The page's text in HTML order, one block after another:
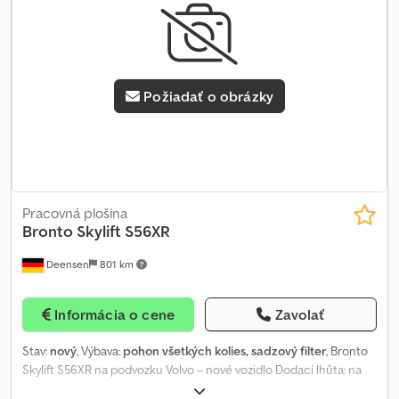
identifikáciu vozidla a nepredstavuje záruku v zmysle kúpneho
práva. Rozhodujúci je popis podľa kúpnej zmluvy. Naša ponuka je
všeobecne bez novej technickej kontroly (STK). V prípade záujmu
o novú STK vám radi pripravíme ponuku od našich partnerských
servisov! Vozidlo môže byť polepené alebo označené reklamou.
Platné sú naše všeobecné dodacie a platobné podmienky.
Požiadať o obrázky
Deensen 801 km
Pracovná plošina
Bronto Skylift S56XR
Informácia o cene Zavolať
Stav: nový, Výbava: pohon všetkých kolies, sadzový filter, Bronto
Skylift S56XR na podvozku Volvo – nové vozidlo Dodací lhůta: na
vyžádání Pracovní výška: 56,00 m Výška plošiny: 54,00 m Maximální